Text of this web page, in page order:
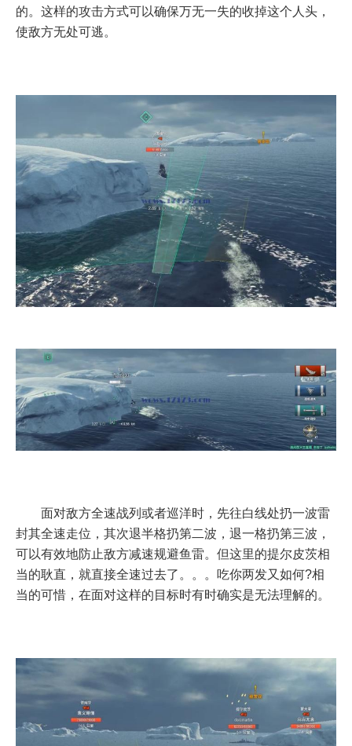
的。这样的攻击方式可以确保万无一失的收掉这个人头，
使敌方无处可逃。
面对敌方全速战列或者巡洋时，先往白线处扔一波雷
封其全速走位，其次退半格扔第二波，退一格扔第三波，
可以有效地防止敌方减速规避鱼雷。但这里的提尔皮茨相
当的耿直，就直接全速过去了。。。吃你两发又如何?相
当的可惜，在面对这样的目标时有时确实是无法理解的。